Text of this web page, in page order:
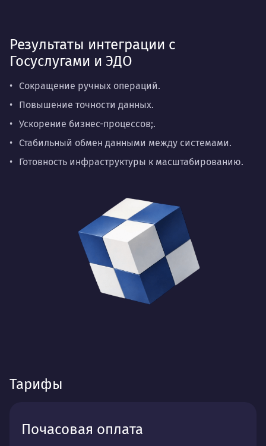
Результаты интеграции с
Госуслугами и ЭДО
Сокращение ручных операций.
Повышение точности данных.
Ускорение бизнес-процессов;.
Стабильный обмен данными между системами.
Готовность инфраструктуры к масштабированию.
Тарифы
Почасовая оплата